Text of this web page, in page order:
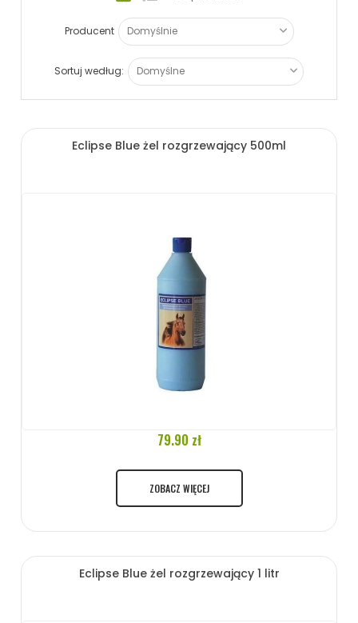
Producent
Sortuj według:
Eclipse Blue żel rozgrzewający 500ml
79.90 zł
ZOBACZ WIĘCEJ
Eclipse Blue żel rozgrzewający 1 litr